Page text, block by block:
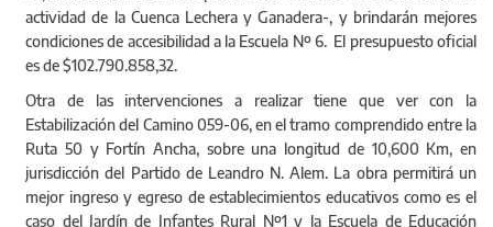
actividad de la Cuenca Lechera y Ganadera-, y brindarán mejores
condiciones de accesibilidad a la Escuela Nº 6. El presupuesto oficial
es de $102.790.858,32.
Otra de las intervenciones a realizar tiene que ver con la
Estabilización del Camino 059-06, en el tramo comprendido entre la
Ruta 50 y Fortín Ancha, sobre una longitud de 10,600 Km, en
jurisdicción del Partido de Leandro N. Alem. La obra permitirá un
mejor ingreso y egreso de establecimientos educativos como es el
caso del Jardín de Infantes Rural Nº1 y la Escuela de Educación